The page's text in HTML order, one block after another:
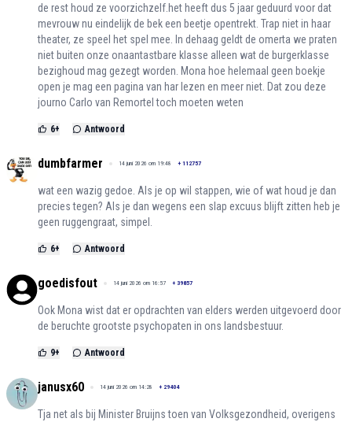
de rest houd ze voorzichzelf.het heeft dus 5 jaar geduurd voor dat
mevrouw nu eindelijk de bek een beetje opentrekt. Trap niet in haar
theater, ze speel het spel mee. In dehaag geldt de omerta we praten
niet buiten onze onaantastbare klasse alleen wat de burgerklasse
bezighoud mag gezegt worden. Mona hoe helemaal geen boekje
open je mag een pagina van har lezen en meer niet. Dat zou deze
journo Carlo van Remortel toch moeten weten
6+ Antwoord
dumbfarmer 14 juni 2026 om 19:48 + 112757
wat een wazig gedoe. Als je op wil stappen, wie of wat houd je dan
precies tegen? Als je dan wegens een slap excuus blijft zitten heb je
geen ruggengraat, simpel.
6+ Antwoord
goedisfout 14 juni 2026 om 16:57 + 39857
Ook Mona wist dat er opdrachten van elders werden uitgevoerd door
de beruchte grootste psychopaten in ons landsbestuur.
9+ Antwoord
janusx60 14 juni 2026 om 14:28 + 29404
Tja net als bij Minister Bruijns toen van Volksgezondheid, overigens